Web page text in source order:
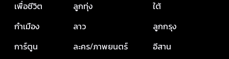
เพื่อชีวิต
ลูกทุ่ง
ใต้
กำเมือง
ลาว
ลูกกรุง
การ์ตูน
ละคร/ภาพยนตร์ อีสาน